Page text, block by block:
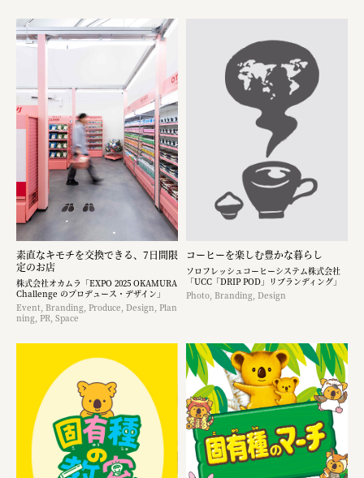
素直なキモチを交換できる、7日間限
定のお店
株式会社オカムラ「EXPO 2025 OKAMURA
Challenge のプロデュース・デザイン」
Event, Branding, Produce, Design, Plan
ning, PR, Space
コーヒーを楽しむ豊かな暮らし
ソロフレッシュコーヒーシステム株式会社
「UCC「DRIP POD」リブランディング」
Photo, Branding, Design